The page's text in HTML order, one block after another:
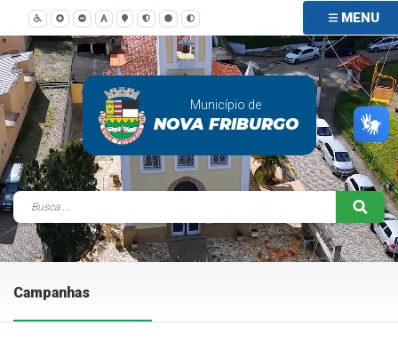
MENU
Município de
NOVA FRIBURGO
Campanhas